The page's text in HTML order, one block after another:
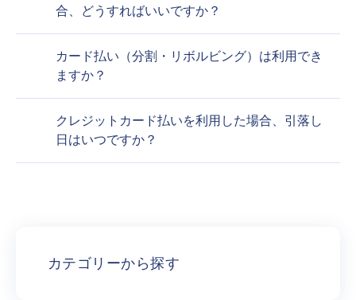
合、どうすればいいですか？
カード払い（分割・リボルビング）は利用でき
ますか？
クレジットカード払いを利用した場合、引落し
日はいつですか？
カテゴリーから探す